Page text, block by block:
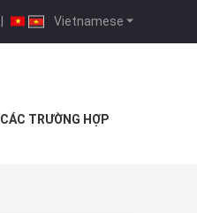
Vietnamese
|
CÁC TRƯỜNG HỢP